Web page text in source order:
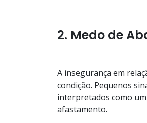
2. Medo de
A insegurança em
condição. Pequenos
interpretados como
afastamento.